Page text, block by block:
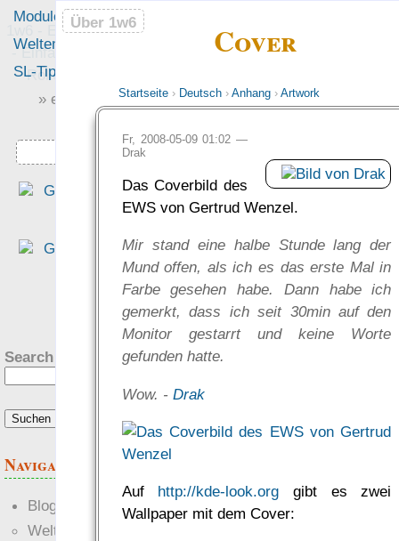
1w6 - Ein Würfel System
- Einfach saubere, freie
Rollenspiel-Regeln
Cover
Startseite› Deutsch› Anhang› Artwork
Fr, 2008-05-09 01:02 —
Drak
Das Coverbild des
EWS von Gertrud Wenzel.
Mir stand eine halbe Stunde lang der
Mund offen, als ich es das erste Mal in
Farbe gesehen habe. Dann habe ich
gemerkt, dass ich seit 30min auf den
Monitor gestarrt und keine Worte
gefunden hatte.
Wow. - Drak
Auf http://kde-look.org gibt es zwei
Wallpaper mit dem Cover:
Über 1w6
Module
Welten
SL-Tipps
» einfach saubere «
» Regeln «
Über 1w6
Downloads
Search this site:
Navigation
Blogs
Welten
„Wir haben viel gewürfelt,
±W6-Mechanik haben
[…und haben sich
dass die Werte zur
stellung passen.“
— PiHalbe: Katzulhu
was Leute sagen…